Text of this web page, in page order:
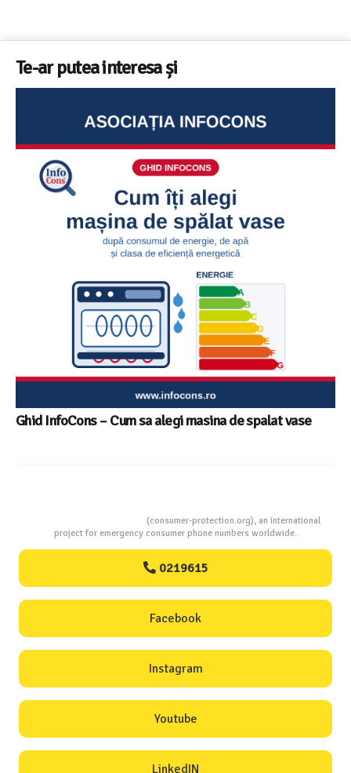
Te-ar putea interesa și
Ghid InfoCons – Cum sa alegi masina de spalat vase
(consumer-protection.org), an international
project for emergency consumer phone numbers worldwide.
0219615
Facebook
Instagram
Youtube
LinkedIN